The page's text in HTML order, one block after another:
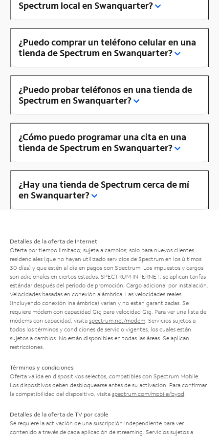
Spectrum local en Swanquarter?
¿Puedo comprar un teléfono celular en una
tienda de Spectrum en Swanquarter?
¿Puedo probar teléfonos en una tienda de
Spectrum en Swanquarter?
¿Cómo puedo programar una cita en una
tienda de Spectrum en Swanquarter?
¿Hay una tienda de Spectrum cerca de mí
en Swanquarter?
Detalles de la oferta de Internet
Oferta por tiempo limitado; sujeta a cambios; solo para nuevos clientes
residenciales (que no hayan utilizado servicios de Spectrum en los últimos
30 días) y que estén al día en pagos con Spectrum. Los impuestos y cargos
son adicionales en ciertos estados. SPECTRUM INTERNET: se aplican tarifas
estándar después del período de promoción. Cargo adicional por instalación.
Velocidades basadas en conexión alámbrica. Las velocidades reales
(incluyendo conexión inalámbrica) varían y no están garantizadas. Se
requiere módem con capacidad Gig para velocidad Gig. Para ver una lista de
módems con capacidad, visita spectrum.net/modem . Servicios sujetos a
todos los términos y condiciones de servicio vigentes, los cuales están
sujetos a cambios. No están disponibles en todas las áreas. Se aplican
restricciones.
Términos y condiciones
Oferta válida en dispositivos selectos, compatibles con Spectrum Mobile.
Los dispositivos deben desbloquearse antes de su activación. Para confirmar
la compatibilidad del dispositivo, visita spectrum.com/mobile/byod
Detalles de la oferta de TV por cable
Se requiere la activación de una suscripción independiente para ver
contenido a través de cada aplicación de streaming. Servicios sujetos a